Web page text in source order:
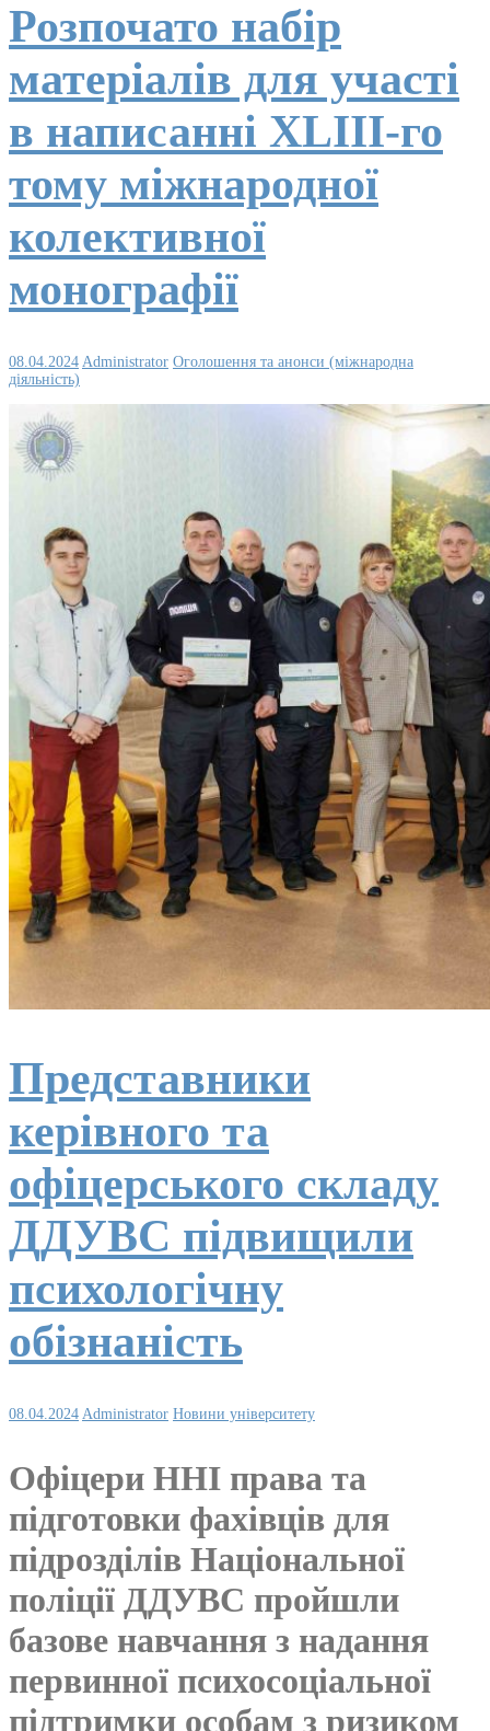
Розпочато набір
матеріалів для участі
в написанні ХLІІІ-го
тому міжнародної
колективної
монографії
08.04.2024 Administrator Оголошення та анонси (міжнародна
діяльність)
Представники
керівного та
офіцерського складу
ДДУВС підвищили
психологічну
обізнаність
08.04.2024 Administrator Новини університету
Офіцери ННІ права та
підготовки фахівців для
підрозділів Національної
поліції ДДУВС пройшли
базове навчання з надання
первинної психосоціальної
підтримки особам з ризиком